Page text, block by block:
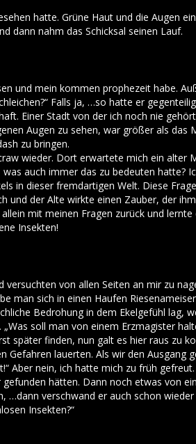
hatte. Grüne Haut und die Augen
dann nahm das Schicksal seinen Lauf.
und mein kommen prophezeit habe.
Falls ja, …so hatte er
Einer Stadt von der ich noch nie
Augen zu sehen, war größer als das
zu bringen.
wieder. Dort erwartete mich ein alter
auch immer das zu bedeuten hatte?
in dieser fremdartigen Welt. Diese
und der Alte wirkte einen Zauber, der
mit meinen Fragen zurück und lernte
Insekten!
von allen Seiten an mir zu
man sich in einen Haufen
Bedrohung in dem Ekelgefühl lag,
soll man von einem Erzmagister
später finden, nun galt es hier raus zu
Gefahren lauerten. Als wir den Ausgang
Aber nein, ich hatte mich zu früh
hätten. Dann noch etwas von
…dann verschwand er auch schon
Insekten?“